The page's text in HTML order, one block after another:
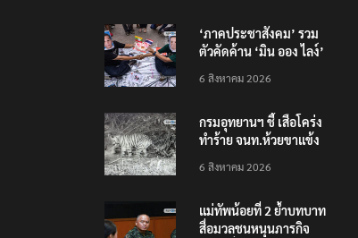
‘ภาคประชาสังคม’ รวม
ตัวคัดค้าน ‘มิน ออง ไลง์’
ต้อนรับอาชญากร’
6 สิงหาคม 2026
กรมอุทยานฯ ชี้ เสือโคร่ง
ทำร้าย จนท.ห้วยขาแข้ง
บังเอิญ ไม่เข้าข่าย ‘เสือ
6 สิงหาคม 2026
แม่ทัพน้อยที่ 2 ย้ำบทบาท
สื่อมวลชนหนุนภารกิจ